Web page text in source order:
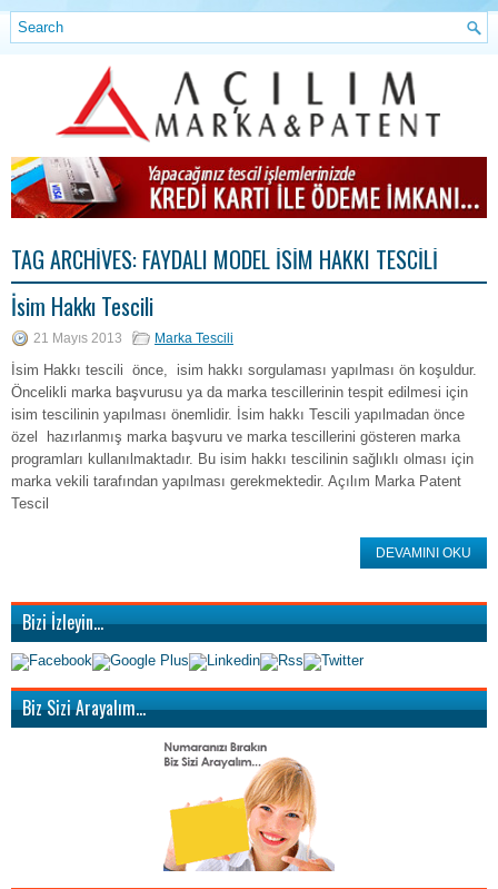
TAG ARCHIVES: FAYDALI MODEL İSIM HAKKI TESCILI
İsim Hakkı Tescili
21 Mayıs 2013 Marka Tescili
İsim Hakkı tescili önce, isim hakkı sorgulaması yapılması ön koşuldur.
Öncelikli marka başvurusu ya da marka tescillerinin tespit edilmesi için
isim tescilinin yapılması önemlidir. İsim hakkı Tescili yapılmadan önce
özel hazırlanmış marka başvuru ve marka tescillerini gösteren marka
programları kullanılmaktadır. Bu isim hakkı tescilinin sağlıklı olması için
marka vekili tarafından yapılması gerekmektedir. Açılım Marka Patent
Tescil
DEVAMINI OKU
Bizi İzleyin…
Biz Sizi Arayalım…